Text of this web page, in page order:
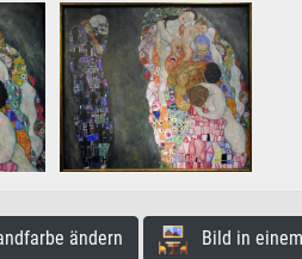
ändern Bild in einem